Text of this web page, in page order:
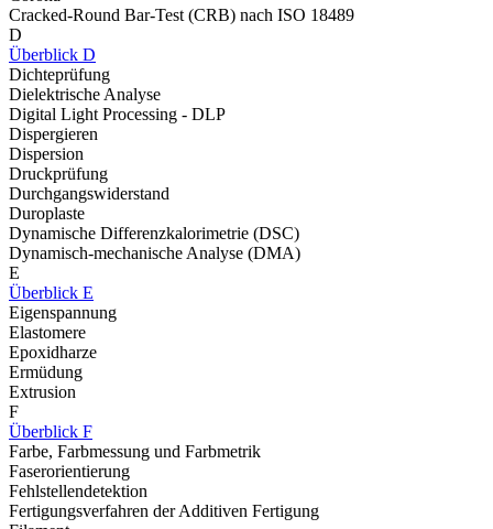
Cracked-Round Bar-Test (CRB) nach ISO 18489
D
Überblick D
Dichteprüfung
Dielektrische Analyse
Digital Light Processing - DLP
Dispergieren
Dispersion
Druckprüfung
Durchgangswiderstand
Duroplaste
Dynamische Differenzkalorimetrie (DSC)
Dynamisch-mechanische Analyse (DMA)
E
Überblick E
Eigenspannung
Elastomere
Epoxidharze
Ermüdung
Extrusion
F
Überblick F
Farbe, Farbmessung und Farbmetrik
Faserorientierung
Fehlstellendetektion
Fertigungsverfahren der Additiven Fertigung